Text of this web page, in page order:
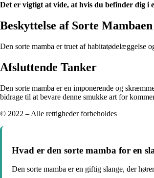
Det er vigtigt at vide, at hvis du befinder dig i
Beskyttelse af Sorte Mambaen
Den sorte mamba er truet af habitatødelæggelse
Afsluttende Tanker
Den sorte mamba er en imponerende og
bidrage til at bevare denne smukke art for
© 2022 – Alle rettigheder forbeholdes
Hvad er den sorte mamba for en
Den sorte mamba er en giftig slange, der